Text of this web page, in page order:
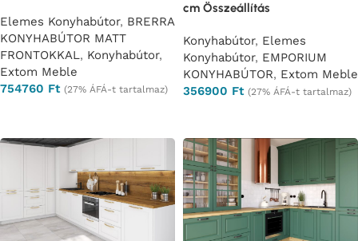
Elemes Konyhabútor, BRERRA
KONYHABÚTOR MATT
FRONTOKKAL, Konyhabútor,
Extom Meble
754760 Ft (27% ÁFÁ-t tartalmaz)
cm Összeállítás
Konyhabútor, Elemes
Konyhabútor, EMPORIUM
KONYHABÚTOR, Extom Meble
356900 Ft (27% ÁFÁ-t tartalmaz)